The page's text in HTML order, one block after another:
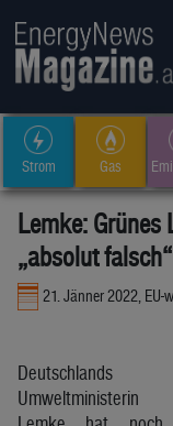
Strom Gas
Lemke:
„absolut falsch“
21. Jänner 2022,
Deutschlands